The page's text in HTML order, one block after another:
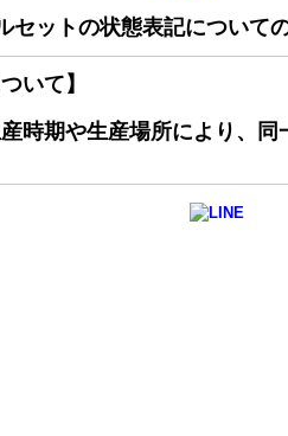
セットの状態表記について
いて】
時期や生産場所により、